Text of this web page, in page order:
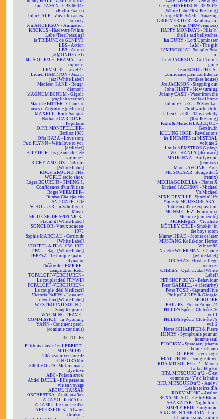
Jimmy HALL - Cadillac tracks
Joe DASSIN - CBS 66343
(Radio France)
John CALE - Music for a new
society
Jon ANDERSON - Animation
KROKUS - Hardware [White
Label/Test Pressing]
la TRIBUNE de GENÈVE
LBS - Action
LBS - Aurum
Le MONDE de la
MUSIQUE/TÉLÉRAMA - Les
copieurs
LEVEL 42 - Level 42
Lionel HAMPTON - Jazz in
jazz [White Label]
Madleen KANE - Rough
diamond
MAGNUM BONUM - Gigolo
(english version)
Maurice BITTER - Chants et
danses d'Argentine [dédicacé]
MAXELL - Rock Sampler
Nathalie CARDONE -
Populaire
O.P.R. MONTPELLIER -
Berlioz 1988
Ofra HAZA - Love song
Patti FLYNN - With love to you
[dédicacé]
POLYDOR - les géants de l'été
volume 2
RICKY AMIGOS - Delirios
[White Label]
ROCK AROUND THE
WORLD radio show
Roger BOURDIN - TIMING 8,
Confidences d'un flûtiste
Roger VERMEER -
Rumba/Cha-cha-cha
SAD CAFÉ - Olé
SCHÖLLER - In Schöller ist
Musik
SIGUE SIGUE SPUTNICK -
Flaunt it [White Label]
SONOLOR - Vœux sonores
1975
Sophie MARCEAU - Certitude
[White Label]
STOFFEL & FILS 1950-1975
T'PAU - Rage [White Label]
TEPPAZ - Technique spatio-
dynamic
Théâtre de l'EMPIRE -
compilation Rétro
TOPALOFF-VERCHUREN -
Le couple idéal [TP/WL]
TOPALOFF~VERCHUREN -
Le couple idéal [dédicacé]
Victoria PARRY - Love and
devotion [White Label]
WESTBOUND SOUND -
Sampler promo
WYOMING TRAVEL
COMMISSION - In Wyoming
YANN - Continent perdu
(continue continue)
45 TOURS
Éditions musicales LEBRIOT -
MIDEM 1970
20ème anniversaire de
CONFORAMA
5000 VOLTS - Motion man /
Bye love
ABC - Poison arrow
Abdel DJELIL - Elle passe sa
vie en voyage
ABDUL HASSAN
ORCHESTRA - Arabian affair
ADAMO - Inch'Allah
ADAMO - Le carosse d'or
AFTERSHOCK - Always
thinking
Gary NUMAN - New anger
George HARRISON - 33 & 1/3
[White Label/Test Pressing]
George MICHAEL - Amazing
GROOVERIDER - Rainbows of
colour (MAW remixes)
HAPPY MONDAYS - Pills 'n'
thrills and bellyaches
Ian DURY - Lord Upminster
JAM - The gift
JAMIROQUAI - Sampler Best
of
Janet JACKSON - Got 'til it's
gone
Jean SCHULTHEIS -
Confidence pour confidence
(remixes house)
Joe JACKSON - Stepping out
John HIATT - Slow turning
Johnny CASH - Water from the
wells of home
Johnny CLEGG & Savuka -
Third world child
Julien CLERC - This melody
[Test Pressing]
Katia & Marielle LABEQUE -
Gershwin
KILLING JOKE - Revelations
les ENFANTS du MISTRAL
volume 2
Louis ARMSTRONG plays
W.C. HANDY [dédicacé]
MADONNA - Hollywood
(remixes)
Marc LAVOINE - Paris
MC SOLAAR - Bouge de là
(remix)
MECHAGODZILLA - Planet X
Michael JACKSON - Michael
Vs Michael
MINK DEVILLE - Sportin' life
Modeste MOUSSORGSKY -
Tableaux d'une exposition
MONSIEUR Z - Fourrure et
Musique [numéroté]
MORRISSEY - Viva hate
MÖTLEY CRÜE - Smokin' in
the boys room
Murray HEAD - Sooner or later
MUSTANG Kollektion Herbst
Winter 83
Nanette WORKMAN - Chaude
[white label]
ORISHAS - Orishas llego
remixes
OSIBISA - Ojah awake [White
Label]
PET SHOP BOYS - Behaviour
Peter GABRIEL - 4 (Security)
Peter TOSH - Captured live
Philip OAKEY & Giorgio
MORODER
PHILIPS - Promo Promo 74
PHILIPS Spécial Club été 76
vol.1
PHILIPS Spécial Club été 78
vol. 2
Pierre SCHAEFFER & Pierre
HENRY - Symphonie pour un
homme seul
PRODIGY - Speedway (theme
from Fastlane)
QUEEN - Live magic
REAL THING - Boogie down
RITA MITSOUKO n°1 - Marcia
baila / Hip kit
RITA MITSOUKO n°2 - C'est
comme ça / Y'a d'la haine
RITA MITSOUKO n°3 - Andy /
Les histoires d'A
ROXY MUSIC - Avalon
ROXY MUSIC - Flesh + Blood
SHAKATAK - Night birds
SIMPLY RED - Fairground
SINGIN' IN THE RAIN - b.o.f.
Chantons sous la pluie